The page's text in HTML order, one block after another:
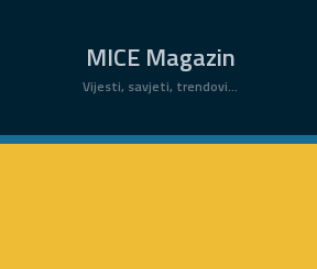
MICE Magazin
Vijesti, savjeti, trendovi...